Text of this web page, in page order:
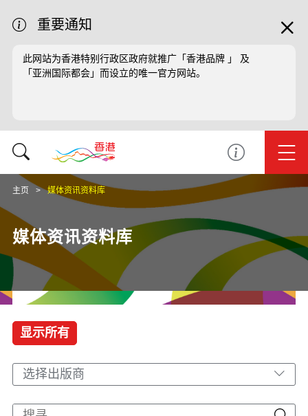
重要通知
此网站为香港特别行政区政府就推广「香港品牌 」 及
「亚洲国际都会」而设立的唯一官方网站。
主页 媒体资讯资料库
媒体资讯资料库
显示所有
选择出版商